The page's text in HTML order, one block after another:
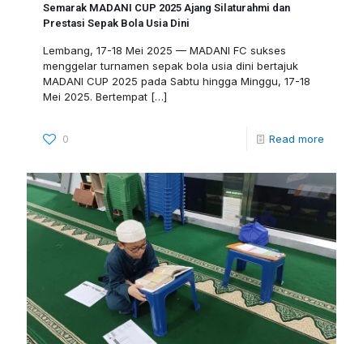
Semarak MADANI CUP 2025 Ajang Silaturahmi dan
Prestasi Sepak Bola Usia Dini
Lembang, 17-18 Mei 2025 — MADANI FC sukses
menggelar turnamen sepak bola usia dini bertajuk
MADANI CUP 2025 pada Sabtu hingga Minggu, 17-18
Mei 2025. Bertempat […]
0 Read more